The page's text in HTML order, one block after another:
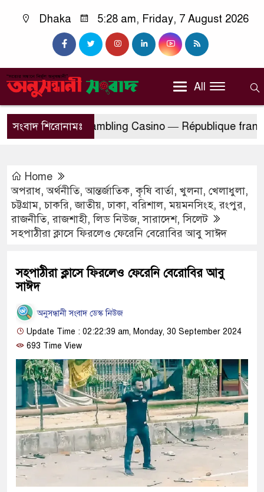
Dhaka 5:28 am, Friday, 7 August 2026
All
সংবাদ শিরোনামঃ
Filiplay Gambling Casino — République
Home
অপরাধ,অর্থনীতি,আন্তর্জাতিক,কৃষি বার্তা, খুলনা, খেলাধুলা,
চট্টগ্রাম,চাকরি,জাতীয়,ঢাকা,বরিশাল,ময়মনসিংহ,রংপুর,
রাজনীতি,রাজশাহী,লিড নিউজ,সারাদেশ,সিলেট
সহপাঠীরা ক্লাসে ফিরলেও ফেরেনি বেরোবির আবু সাঈদ
সহপাঠীরা ক্লাসে ফিরলেও ফেরেনি বেরোবির আবু
সাঈদ
অনুসন্ধানী সংবাদ ডেস্ক নিউজ
Update Time : 02:22:39 am, Monday, 30 September 2024
693 Time View